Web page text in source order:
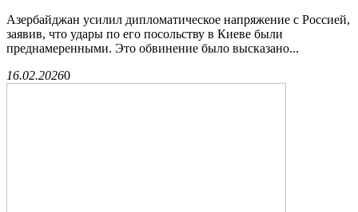
Азербайджан усилил дипломатическое напряжение с Россией,
заявив, что удары по его посольству в Киеве были
преднамеренными. Это обвинение было высказано...
16.02.20260